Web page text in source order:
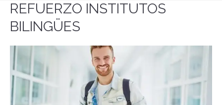
REFUERZO INSTITUTOS
BILINGÜES